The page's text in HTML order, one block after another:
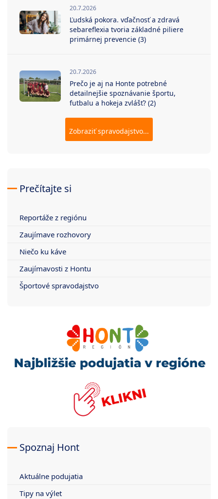
20.7.2026
Ľudská pokora. vďačnosť a zdravá
sebareflexia tvoria základné piliere
primárnej prevencie (3)
20.7.2026
Prečo je aj na Honte potrebné
detailnejšie spoznávanie športu,
futbalu a hokeja zvlášť? (2)
Zobraziť spravodajstvo...
Prečítajte si
Reportáže z regiónu
Zaujímave rozhovory
Niečo ku káve
Zaujímavosti z Hontu
Športové spravodajstvo
Spoznaj Hont
Aktuálne podujatia
Tipy na výlet